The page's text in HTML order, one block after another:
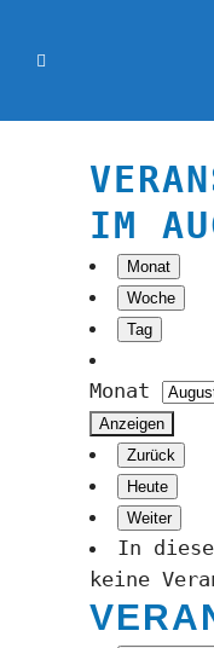
IM
Monat
Woche
Tag
Monat
Zurück
Heute
Weiter
In
keine